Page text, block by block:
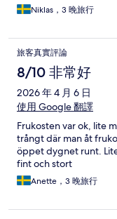
Niklas，3 晚旅行
旅客真實評論
8/10 非常好
2026 年 4 月 6 日
使用 Google 翻譯
Frukosten var ok, lite
trångt där man åt
öppet dygnet runt.
fint och stort
Anette，3 晚旅行